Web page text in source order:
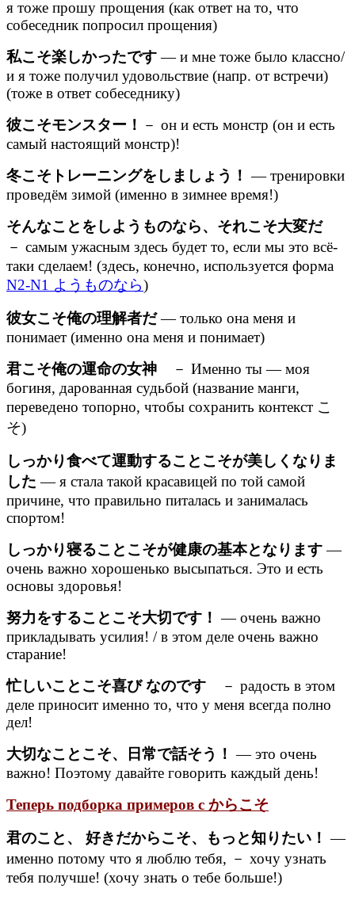
я тоже прошу прощения (как ответ на то, что
собеседник попросил прощения)
私こそ楽しかったです— и мне тоже было классно/
и я тоже получил удовольствие (напр. от встречи)
(тоже в ответ собеседнику)
彼こそモンスター！ － он и есть монстр (он и есть
самый настоящий монстр)!
冬こそトレーニングをしましょう！ — тренировки
проведём зимой (именно в зимнее время!)
そんなことをしようものなら、それこそ大変だ
－ самым ужасным здесь будет то, если мы это всё-
таки сделаем! (здесь, конечно, используется форма
N2-N1 ようものなら)
彼女こそ俺の理解者だ— только она меня и
понимает (именно она меня и понимает)
君こそ俺の運命の女神 － Именно ты — моя
богиня, дарованная судьбой (название манги,
переведено топорно, чтобы сохранить контекст こ
そ)
しっかり食べて運動することこそが美しくなりま
した — я стала такой красавицей по той самой
причине, что правильно питалась и занималась
спортом!
しっかり寝ることこそが健康の基本となります—
очень важно хорошенько высыпаться. Это и есть
основы здоровья!
努力をすることこそ大切です！ — очень важно
прикладывать усилия! / в этом деле очень важно
старание!
忙しいことこそ喜び なのです
－ радость в этом
деле приносит именно то, что у меня всегда полно
дел!
大切なことこそ、日常で話そう！ — это очень
важно! Поэтому давайте говорить каждый день!
Теперь подборка примеров с からこそ
君のこと、 好きだからこそ、もっと知りたい！ —
именно потому что я люблю тебя, － хочу узнать
тебя получше! (хочу знать о тебе больше!)